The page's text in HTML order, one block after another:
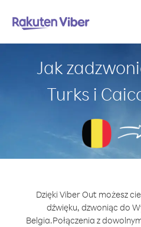
Jak
Turks i
Dzięki Viber Out możesz
dźwięku, dzwoniąc do
Belgia.Połączenia z